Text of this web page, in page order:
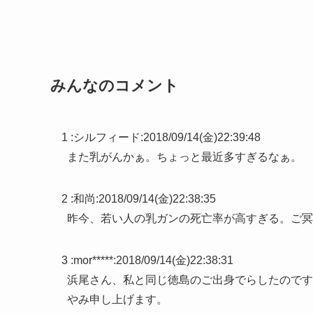
みんなのコメント
1 :シルフィード:2018/09/14(金)22:39:48
また乳がんかぁ。ちょっと最近多すぎるなぁ。
2 :和尚:2018/09/14(金)22:38:35
昨今、若い人の乳ガンの死亡率が高すぎる。ご
3 :mor*****:2018/09/14(金)22:38:31
浜尾さん、私と同じ徳島のご出身でらしたので
やみ申し上げます。